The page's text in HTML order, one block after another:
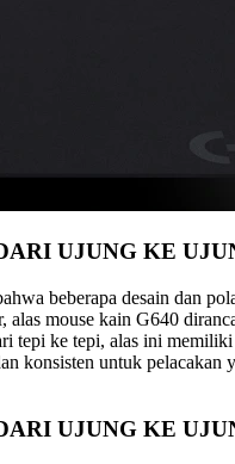
UJUNG KE
beberapa desain dan
alas mouse kain G640
tepi ke tepi, alas ini
konsisten untuk pelacakan
UJUNG KE